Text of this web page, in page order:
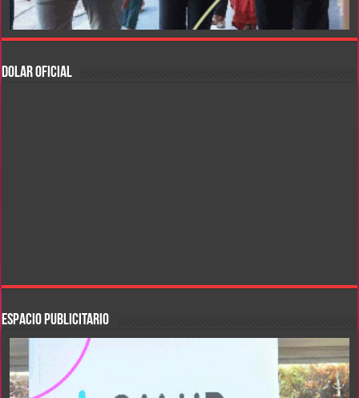
DOLAR OFICIAL
ESPACIO PUBLICITARIO